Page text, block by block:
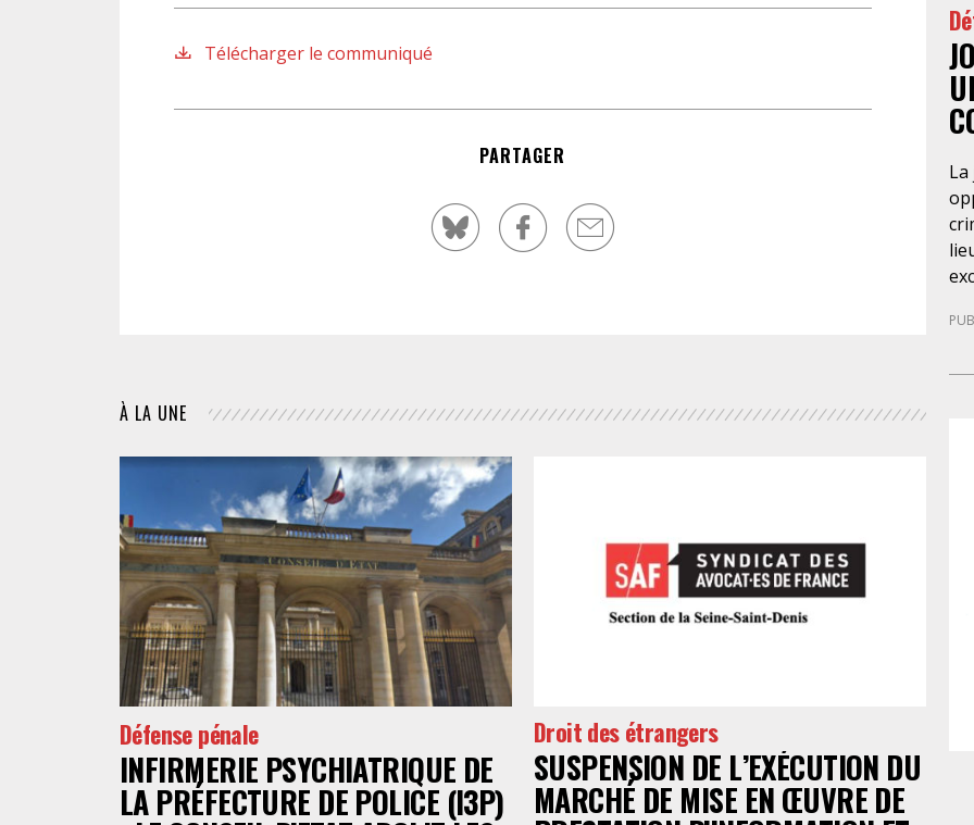
Télécharger le communiqué
PARTAGER
À LA UNE
Défense pénale
INFIRMERIE PSYCHIATRIQUE DE
LA PRÉFECTURE DE POLICE (I3P)
Droit des étrangers
SUSPENSION DE L’EXÉCUTION DU
MARCHÉ DE MISE EN ŒUVRE DE
du